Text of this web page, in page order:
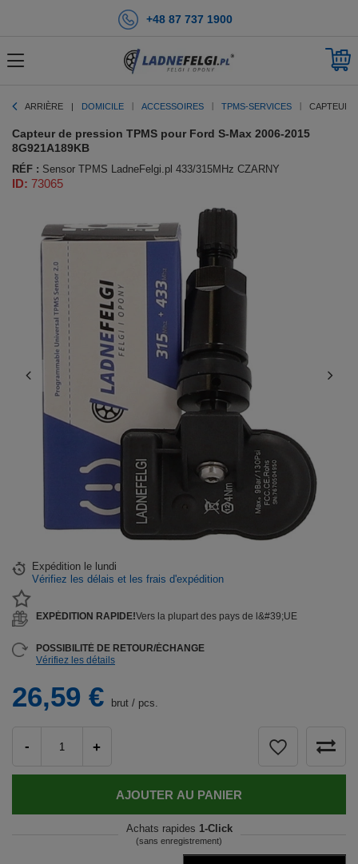
+48 87 737 1900
ARRIÈRE DOMICILE ACCESSOIRES TPMS-SERVICES CAPTEUR
Capteur de pression TPMS pour Ford S-Max 2006-2015
8G921A189KB
RÉF : Sensor TPMS LadneFelgi.pl 433/315MHz CZARNY
ID: 73065
26,59 € brut / pcs.
- +
AJOUTER AU PANIER
Achats rapides 1-Click
(sans enregistrement)
Expédition le lundi
Vérifiez les délais et les frais d'expédition
EXPÉDITION RAPIDE!Vers la plupart des pays de l&#39;UE
POSSIBILITÉ DE RETOUR/ÉCHANGE
Vérifiez les détails